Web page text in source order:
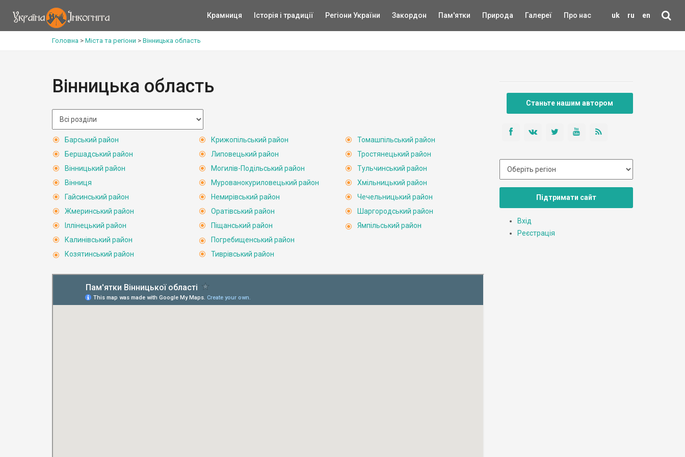
uk ru en
Крамниця Історія і традиції Регіони України Закордон Пам'ятки Природа Галереї Про нас
Головна > Міста та регіони > Вінницька область
Вінницька область
Барський район
Бершадський район
Вінницький район
Вінниця
Гайсинський район
Жмеринський район
Іллінецький район
Калинівський район
Козятинський район
Крижопільський район
Липовецький район
Могилів-Подільський район
Мурованокуриловецький район
Немирівський район
Оратівський район
Піщанський район
Погребищенський район
Тиврівський район
Томашпільський район
Тростянецький район
Тульчинський район
Хмільницький район
Чечельницький район
Шаргородський район
Ямпільський район
Станьте нашим автором
Підтримати сайт
Вхід
Реєстрація